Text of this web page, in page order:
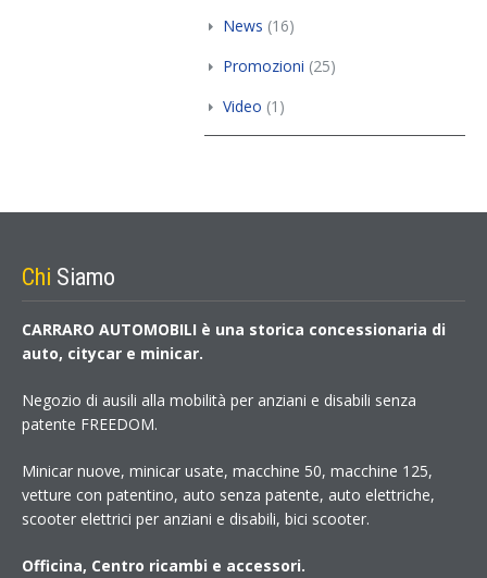
News (16)
Promozioni (25)
Video (1)
Chi Siamo
CARRARO AUTOMOBILI è una storica concessionaria di
auto, citycar e minicar.
Negozio di ausili alla mobilità per anziani e disabili senza
patente FREEDOM.
Minicar nuove, minicar usate, macchine 50, macchine 125,
vetture con patentino, auto senza patente, auto elettriche,
scooter elettrici per anziani e disabili, bici scooter.
Officina, Centro ricambi e accessori.